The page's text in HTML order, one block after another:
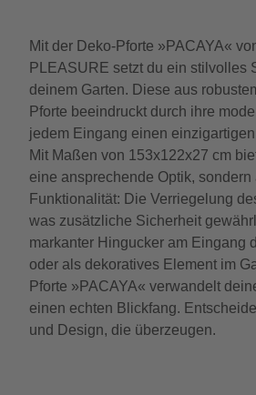
Mit der Deko-Pforte »PACAYA«
PLEASURE setzt du ein stilvolles
deinem Garten. Diese aus
Pforte beeindruckt durch ihre
jedem Eingang einen
Mit Maßen von 153x122x27 cm
eine ansprechende Optik, sondern
Funktionalität: Die Verriegelung
was zusätzliche Sicherheit
markanter Hingucker am Eingang
oder als dekoratives Element im
Pforte »PACAYA« verwandelt
einen echten Blickfang.
und Design, die überzeugen.